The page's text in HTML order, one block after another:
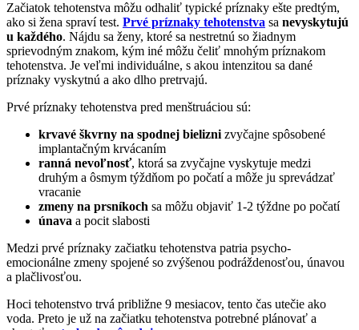
Začiatok tehotenstva môžu odhaliť typické príznaky ešte predtým,
ako si žena spraví test. Prvé príznaky tehotenstva sa nevyskytujú
u každého. Nájdu sa ženy, ktoré sa nestretnú so žiadnym
sprievodným znakom, kým iné môžu čeliť mnohým príznakom
tehotenstva. Je veľmi individuálne, s akou intenzitou sa dané
príznaky vyskytnú a ako dlho pretrvajú.
Prvé príznaky tehotenstva pred menštruáciou sú:
krvavé škvrny na spodnej bielizni zvyčajne spôsobené
implantačným krvácaním
ranná nevoľnosť, ktorá sa zvyčajne vyskytuje medzi
druhým a ôsmym týždňom po počatí a môže ju sprevádzať
vracanie
zmeny na prsníkoch sa môžu objaviť 1-2 týždne po počatí
únava a pocit slabosti
Medzi prvé príznaky začiatku tehotenstva patria psycho-
emocionálne zmeny spojené so zvýšenou podráždenosťou, únavou
a plačlivosťou.
Hoci tehotenstvo trvá približne 9 mesiacov, tento čas utečie ako
voda. Preto je už na začiatku tehotenstva potrebné plánovať a